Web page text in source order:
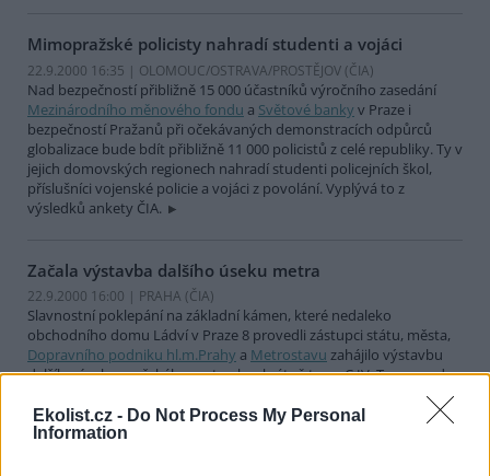
Ekolist.cz - Do Not Process My Personal
Information
Mimopražské policisty nahradí studenti a vojáci
22.9.2000 16:35 | OLOMOUC/OSTRAVA/PROSTĚJOV (ČIA)
Nad bezpečností přibližně 15 000 účastníků výročního zasedání
Mezinárodního měnového fondu a Světové banky v Praze i
bezpečností Pražanů při očekávaných demonstracích odpůrců
globalizace bude bdít přibližně 11 000 policistů z celé republiky. Ty v
jejich domovských regionech nahradí studenti policejních škol,
příslušníci vojenské policie a vojáci z povolání. Vyplývá to z
výsledků ankety ČIA.
Začala výstavba dalšího úseku metra
22.9.2000 16:00 | PRAHA (ČIA)
Slavnostní poklepání na základní kámen, které nedaleko
obchodního domu Ládví v Praze 8 provedli zástupci státu, města,
Dopravního podniku hl.m.Prahy a Metrostavu zahájilo výstavbu
dalšího úseku pražského metra, konkrétně trasy C IV. Ten povede
ze stanice Nádraží Holešovice do stanice Ládví, bude měřit téměř
čtyři kilometry a jeho vybudování přijde na celkem 7,5 miliardy
korun.